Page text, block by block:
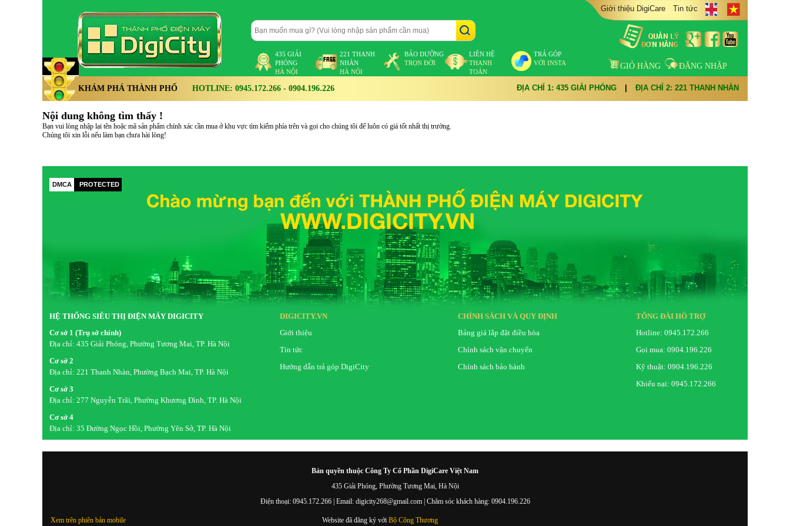
435 GIẢI
PHÓNG
HÀ NỘI
221 THANH
NHÀN
HÀ NỘI
BẢO DƯỠNG
TRỌN ĐỜI
LIÊN HỆ
THANH
TOÁN
TRẢ GÓP
VỚI INSTA
Giới thiệu DigiCare Tin tức
GIỎ HÀNG ĐĂNG NHẬP
KHÁM PHÁ THÀNH PHỐ HOTLINE: 0945.172.266 - 0904.196.226 ĐỊA CHỈ 1: 435 GIẢI PHÓNG ĐỊA CHỈ 2: 221 THANH NHÀN
Nội dung không tìm thấy !
Bạn vui lòng nhập lại tên hoặc mã sản phẩm chính xác cần mua ở khu vực tìm kiếm phía trên và gọi cho chúng tôi để luôn có giá tốt nhất thị trường.
Chúng tôi xin lỗi nếu làm bạn chưa hài lòng!
DMCA PROTECTED
HỆ THỐNG SIÊU THỊ ĐIỆN MÁY DIGICITY
Cơ sở 1 (Trụ sở chính)
Địa chỉ: 435 Giải Phóng, Phường Tương Mai, TP. Hà Nội
Cơ sở 2
Địa chỉ: 221 Thanh Nhàn, Phường Bạch Mai, TP. Hà Nội
Cơ sở 3
Địa chỉ: 277 Nguyễn Trãi, Phường Khương Đình, TP. Hà Nội
Cơ sở 4
Địa chỉ: 35 Đường Ngọc Hồi, Phường Yên Sở, TP. Hà Nội
DIGICITY.VN
Giới thiệu
Tin tức
Hướng dẫn trả góp DigiCity
CHÍNH SÁCH VÀ QUY ĐỊNH
Bảng giá lắp đặt điều hòa
Chính sách vận chuyển
Chính sách bảo hành
TỔNG ĐÀI HỖ TRỢ
Hotline: 0945.172.266
Gọi mua: 0904.196.226
Kỹ thuật: 0904.196.226
Khiếu nại: 0945.172.266
Bản quyền thuộc Công Ty Cổ Phần DigiCare Việt Nam
435 Giải Phóng, Phường Tương Mai, Hà Nội
Điện thoại: 0945.172.266 | Email: digicity268@gmail.com | Chăm sóc khách hàng: 0904.196.226
Xem trên phiên bản mobile Website đã đăng ký với Bộ Công Thương